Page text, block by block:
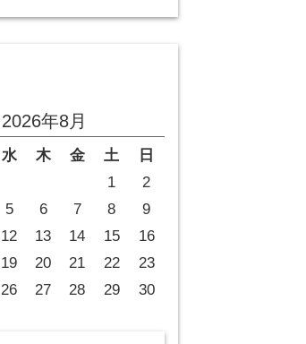
2026年8月
水 木 金 土
日
1
2
5 6 7 8
9
12 13 14 15
16
19 20 21 22
23
26 27 28 29
30